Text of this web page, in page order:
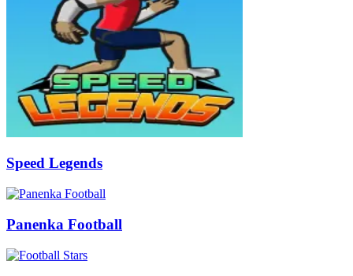
Speed Legends
Panenka Football